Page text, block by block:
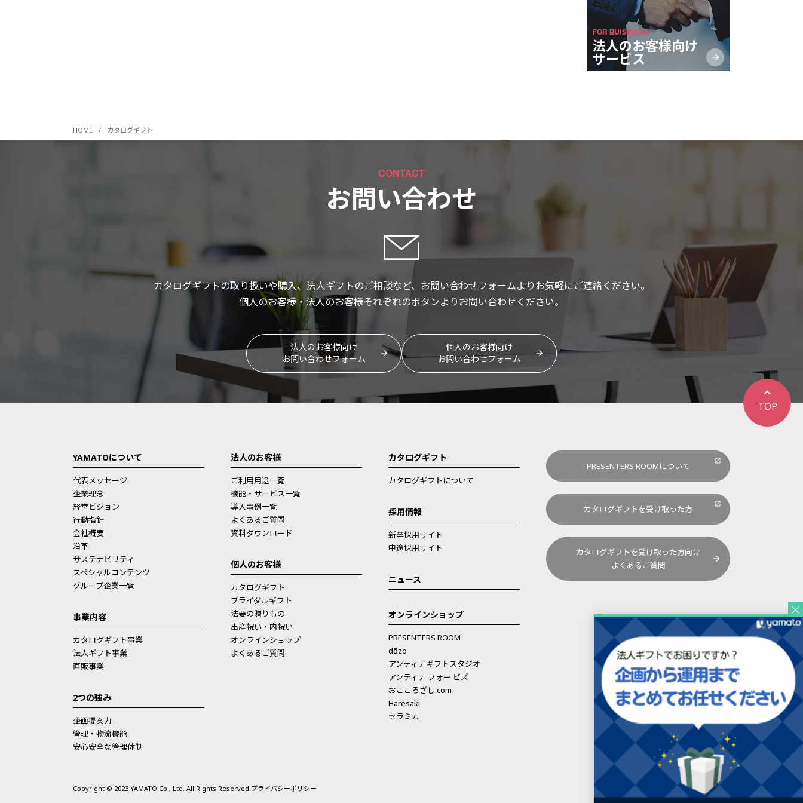
FOR BUISINESS
法人のお客様向け
サービス
HOME カタログギフト
CONTACT
お問い合わせ
カタログギフトの取り扱いや購入、法人ギフトのご相談など、お問い合わせフォームよりお気軽にご連絡ください。
個人のお客様・法人のお客様それぞれのボタンよりお問い合わせください。
法人のお客様向け
お問い合わせフォーム
個人のお客様向け
お問い合わせフォーム
TOP
YAMATOについて
代表メッセージ
企業理念
経営ビジョン
行動指針
会社概要
沿革
サステナビリティ
スペシャルコンテンツ
グループ企業一覧
事業内容
カタログギフト事業
法人ギフト事業
直販事業
2つの強み
企画提案力
管理・物流機能
安心安全な管理体制
法人のお客様
ご利用用途一覧
機能・サービス一覧
導入事例一覧
よくあるご質問
資料ダウンロード
個人のお客様
カタログギフト
ブライダルギフト
法要の贈りもの
出産祝い・内祝い
オンラインショップ
よくあるご質問
カタログギフト
カタログギフトについて
採用情報
新卒採用サイト
中途採用サイト
ニュース
オンラインショップ
PRESENTERS ROOM
dōzo
アンティナギフトスタジオ
アンティナ フォー ビズ
おこころざし.com
Haresaki
セラミカ
PRESENTERS ROOMについて
カタログギフトを受け取った方
カタログギフトを受け取った方向け
よくあるご質問
Copyright © 2023 YAMATO Co., Ltd. All Rights Reserved. プライバシーポリシー